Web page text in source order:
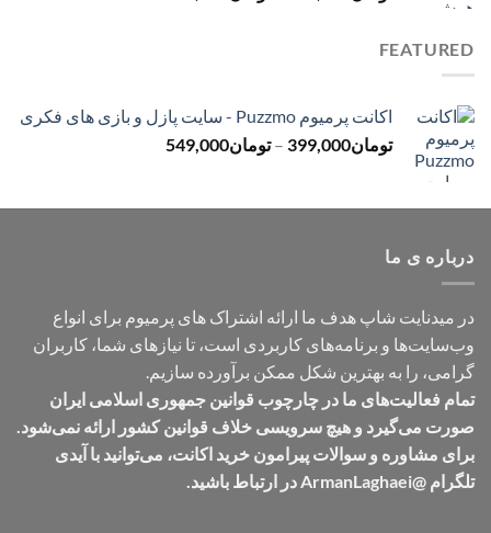
FEATURED
اکانت پرمیوم Puzzmo - سایت پازل و بازی های فکری
تومان399,000
– تومان549,000
تا
درباره ی ما
در میدنایت شاپ هدف ما ارائه اشتراک های پرمیوم برای انواع
وب‌سایت‌ها و برنامه‌های کاربردی است، تا نیازهای شما، کاربران
گرامی، را به بهترین شکل ممکن برآورده سازیم.
تمام فعالیت‌های ما در چارچوب قوانین جمهوری اسلامی ایران
صورت می‌گیرد و هیچ سرویسی خلاف قوانین کشور ارائه نمی‌شود.
برای مشاوره و سوالات پیرامون خرید اکانت، می‌توانید با آیدی
تلگرام @ArmanLaghaei در ارتباط باشید.